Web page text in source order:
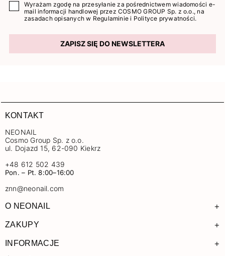
Wyrażam zgodę na przesyłanie za pośrednictwem wiadomości e-
mail informacji handlowej przez COSMO GROUP Sp. z o.o., na
zasadach opisanych w Regulaminie i Polityce prywatności.
ZAPISZ SIĘ DO NEWSLETTERA
KONTAKT
NEONAIL
Cosmo Group Sp. z o.o.
ul. Dojazd 15, 62-090 Kiekrz
+48 612 502 439
Pon. – Pt. 8:00–16:00
znn@neonail.com
O NEONAIL +
ZAKUPY +
INFORMACJE +